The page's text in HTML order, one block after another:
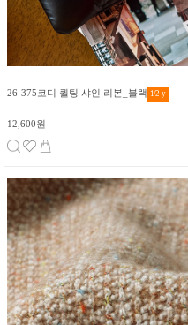
26-375코디 퀼팅 샤인 리본_블랙 1/2 y
12,600원